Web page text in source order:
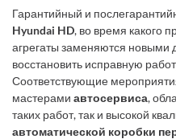
Гарантийный и
Hyundai HD, во время какого
агрегаты заменяются новыми
восстановить исправную
Соответствующие
мастерами автосервиса,
таких работ, так и высокой
автоматической коробки